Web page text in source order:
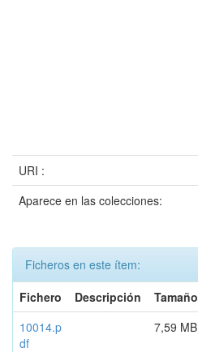
URI :
Aparece en las colecciones:
Ficheros en este ítem:
Fichero
Descripción Tamaño
10014.p
df
7,59 MB